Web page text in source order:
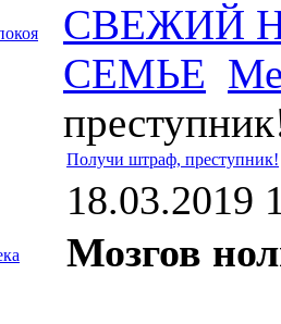
СВЕЖИЙ
СЕМЬЕ
Получи штраф, преступник!
18.03.2019
Мозгов